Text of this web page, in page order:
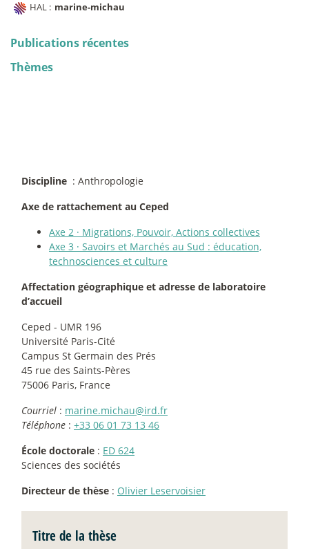
HAL : marine-michau
Publications récentes
Thèmes
Discipline : Anthropologie
Axe de rattachement au Ceped
Axe 2 · Migrations, Pouvoir, Actions collectives
Axe 3 · Savoirs et Marchés au Sud : éducation,
technosciences et culture
Affectation géographique et adresse de laboratoire
d’accueil
Ceped - UMR 196
Université Paris-Cité
Campus St Germain des Prés
45 rue des Saints-Pères
75006 Paris, France
Courriel : marine.michau@ird.fr
Téléphone : +33 06 01 73 13 46
École doctorale : ED 624
Sciences des sociétés
Directeur de thèse : Olivier Leservoisier
Titre de la thèse